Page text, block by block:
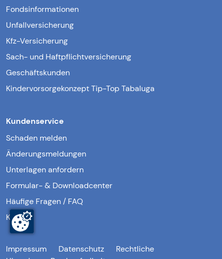
Fondsinformationen
Unfallversicherung
Kfz-Versicherung
Sach- und Haftpflichtversicherung
Geschäftskunden
Kindervorsorgekonzept Tip-Top Tabaluga
Kundenservice
Schaden melden
Änderungsmeldungen
Unterlagen anfordern
Formular- & Downloadcenter
Häufige Fragen / FAQ
Kontakt
Impressum Datenschutz
Rechtliche